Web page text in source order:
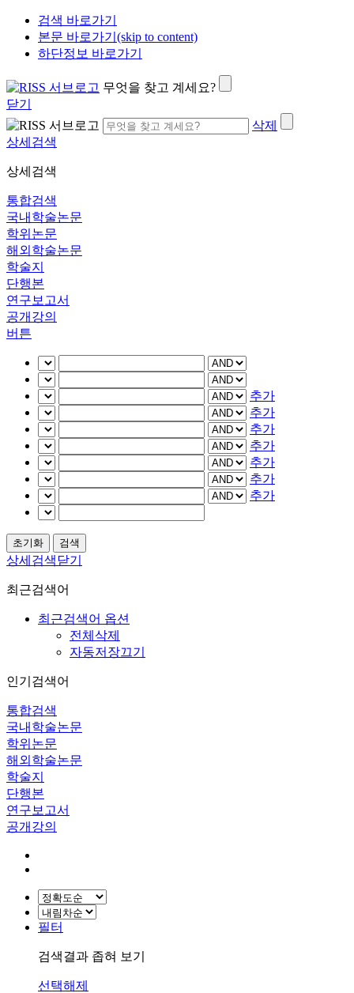
검색 바로가기
본문 바로가기(skip to content)
하단정보 바로가기
무엇을 찾고 계세요?
닫기
삭제
상세검색
상세검색
통합검색
국내학술논문
학위논문
해외학술논문
학술지
단행본
연구보고서
공개강의
버튼
추가
추가
추가
추가
추가
추가
추가
상세검색닫기
최근검색어
최근검색어 옵션
전체삭제
자동저장끄기
인기검색어
통합검색
국내학술논문
학위논문
해외학술논문
학술지
단행본
연구보고서
공개강의
필터
검색결과 좁혀 보기
선택해제